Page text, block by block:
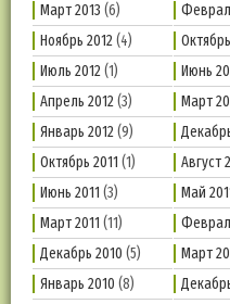
Март 2013 (6)
Ноябрь 2012(4)
Июль 2012(1) Июнь
Апрель 2012(3) Март
Январь 2012(9)
Октябрь 2011 (1) Август
Июнь 2011 (3) Май
Март 2011 (11)
Декабрь 2010 (5) Март
Январь 2010 (8)